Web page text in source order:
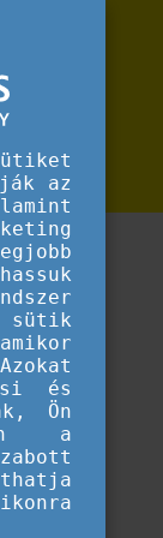
az
sütik
és
Ön
a